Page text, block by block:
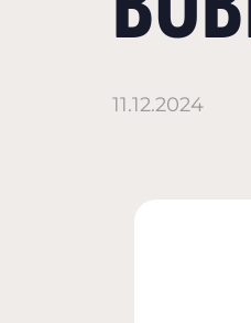
11.12.2024